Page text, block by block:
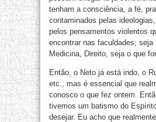
tenham a consciência, a fé,
contaminados pelas
pelos pensamentos violentos
encontrar nas faculdades; seja
Medicina, Direito, seja o que for.
Então, o Neto já está indo, o
etc., mas é essencial que
conosco o que fez ontem.
tivemos um batismo do
desejar. Eu acho que